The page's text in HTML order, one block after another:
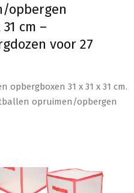
opbergen
cm –
voor 27
31 x 31 x 31 cm.
opruimen/opbergen